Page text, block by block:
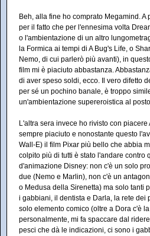
Beh, alla fine ho comprato Megamind. A
per il fatto che per l'ennesima volta
o l'ambientazione di un altro
la Formica ai tempi di A Bug's Life, o
Nemo, di cui parlerò più avanti), in
film mi è piaciuto abbastanza.
di aver speso soldi, ecco. Il vero difetto
per sé un pochino banale, è troppo
un'ambientazione supereroistica al
L'altra sera invece ho rivisto con
sempre piaciuto e nonostante questo
Wall-E) il film Pixar più bello che abbia
colpito più di tutti è stato l'andare contro
d'animazione Disney: non c'è un solo
due (Nemo e Marlin), non c'è un
o Medusa della Sirenetta) ma solo tanti
i gabbiani, il dentista e Darla, la rete dei
solo elemento comico (oltre a Dora c'è
personalmente, mi fa spaccare dal
pesci che dà le indicazioni, ci sono i